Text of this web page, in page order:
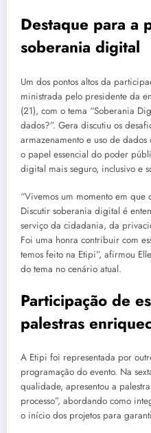
Destaque para a
soberania digital
Um dos pontos altos da
ministrada pelo presidente da
(21), com o tema “Soberania
dados?”. Gera discutiu os
armazenamento e uso de
o papel essencial do poder
digital mais seguro, inclusivo e
“Vivemos um momento em que
Discutir soberania digital é
serviço da cidadania, da
Foi uma honra contribuir com
temos feito na Etipi”, afirmou
do tema no cenário atual.
Participação de
palestras
A Etipi foi representada por
programação do evento. Na
qualidade, apresentou a
processo”, abordando como
o início dos projetos para